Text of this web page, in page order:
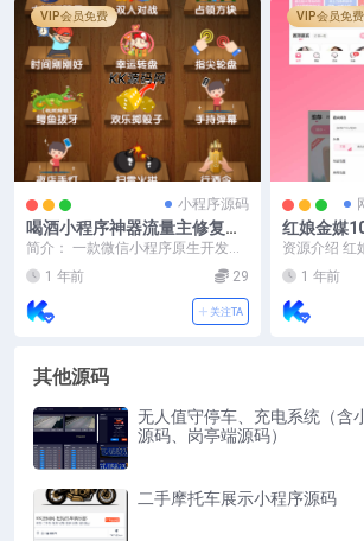
VIP会员免费
小程序源码
喝酒小程序神器流量主修复头
像源码
简介： 一款微信小程序原生开发的
实用型工具集合工具箱，可二开增
加工具功能 无需服...
1 年前 29
关注TA
VIP会员免费
红娘金媒
源码【修
资源介绍 红
该系统的一
过分析用户
1 年前
其他源码
无人值守停车、充电系统（含
源码、岗亭端源码）
二手摩托车展示小程序源码